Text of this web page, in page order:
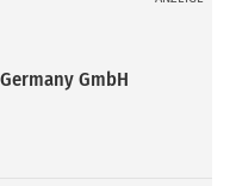
GmbH